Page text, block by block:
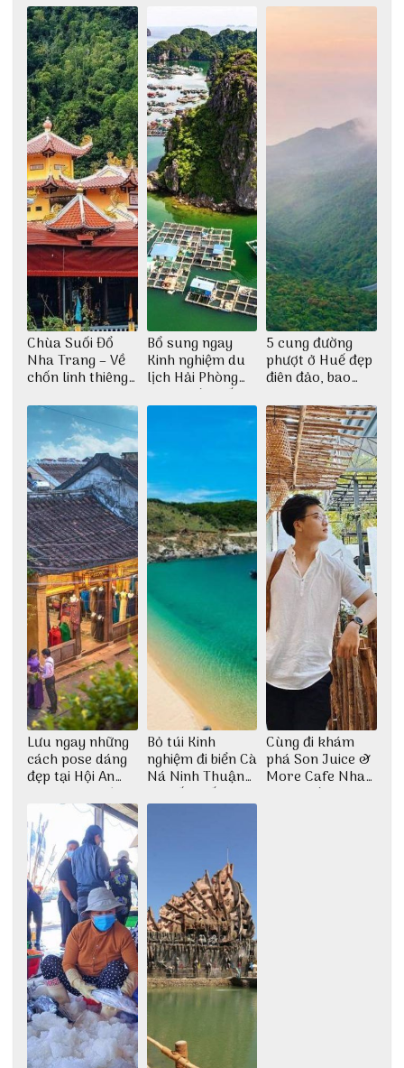
Chùa Suối Đổ
Nha Trang – Về
chốn linh thiêng
thiền định
Bổ sung ngay
Kinh nghiệm du
lịch Hải Phòng
2022 mới nhất
5 cung đường
phượt ở Huế đẹp
điên đảo, bao
dịch
Lưu ngay những
cách pose dáng
đẹp tại Hội An
cho dân nghiện
sống ảo
Bỏ túi Kinh
nghiệm đi biển Cà
Ná Ninh Thuận
chi tiết nhất
Cùng đi khám
phá Son Juice &
More Cafe Nha
Trang với anh